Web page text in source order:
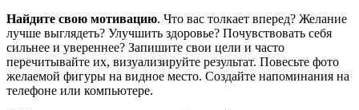
Найдите свою мотивацию. Что вас толкает вперед? Желание
лучше выглядеть? Улучшить здоровье? Почувствовать себя
сильнее и увереннее? Запишите свои цели и часто
перечитывайте их, визуализируйте результат. Повесьте фото
желаемой фигуры на видное место. Создайте напоминания на
телефоне или компьютере.